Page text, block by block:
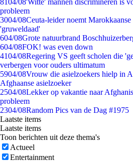
8104/08'Witte' mannen discrimineren is
probleem
3004/08Ceuta-leider noemt
'gruweldaad'
604/08Grote natuurbrand
604/08FOK! was even down
4104/08Regering VS geeft scholen die
verbergen voor ouders ultimatum
5904/08Vrouw die asielzoekers hielp in
Afghaanse asielzoeker
2504/08Lekker op vakantie naar
probleem
2304/08Random Pics van de Dag #1975
Laatste items
Laatste items
Toon berichten uit deze thema's
Actueel
Entertainment